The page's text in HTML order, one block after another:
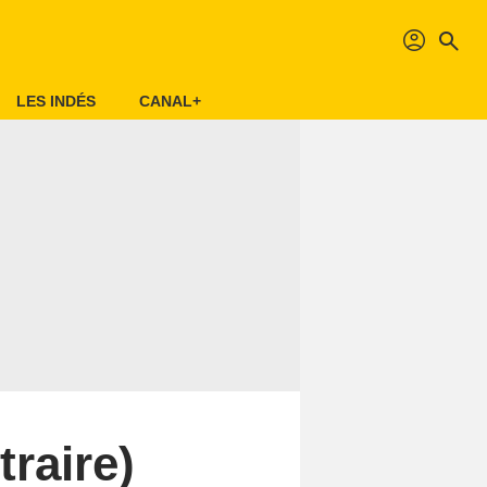
profil search
LES INDÉS CANAL+